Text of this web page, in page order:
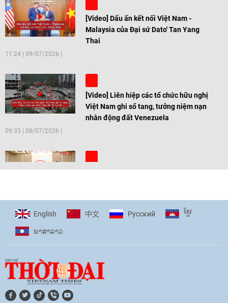
[Video] Dấu ấn kết nối Việt Nam -
Malaysia của Đại sứ Dato' Tan Yang
Thai
11:24 09/07/2026
[Video] Liên hiệp các tổ chức hữu nghị
Việt Nam ghi sổ tang, tưởng niệm nạn
nhân động đất Venezuela
09:35 08/07/2026
[Video] Trẻ em Đông Á cùng kiến tạo
11:10|17/06/2026
English 中文 Pусский ខ្មែរ
ພາ​ສາ​ລາວ